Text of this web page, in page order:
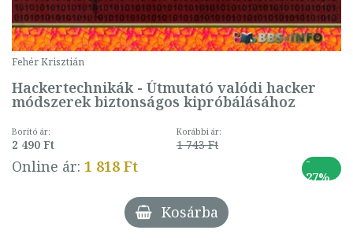
Fehér Krisztián
Hackertechnikák - Útmutató valódi hacker
módszerek biztonságos kipróbálásához
Borító ár:
2 490 Ft
Korábbi ár:
1 743 Ft
Online ár: 1 818 Ft
-
27%
Kosárba